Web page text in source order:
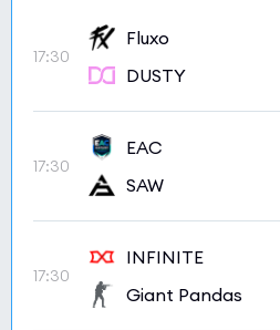
17:30
Fluxo
DUSTY
17:30
EAC
SAW
17:30
INFINITE
Giant Pandas